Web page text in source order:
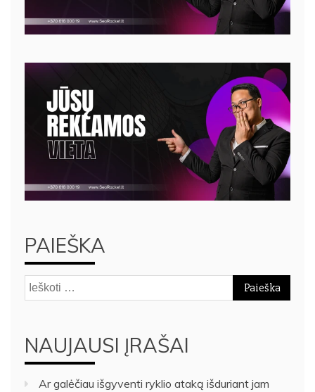
PAIEŠKA
Ieškoti:
NAUJAUSI ĮRAŠAI
Ar galėčiau išgyventi ryklio ataką išduriant jam